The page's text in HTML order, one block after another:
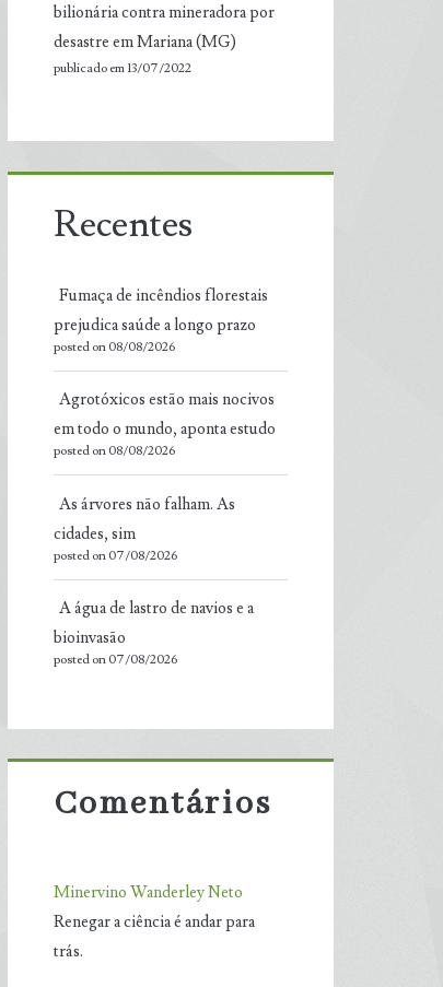
bilionária contra mineradora por
desastre em Mariana (MG)
publicado em 13/07/2022
Recentes
Fumaça de incêndios florestais
prejudica saúde a longo prazo
posted on 08/08/2026
Agrotóxicos estão mais nocivos
em todo o mundo, aponta estudo
posted on 08/08/2026
As árvores não falham. As
cidades, sim
posted on 07/08/2026
A água de lastro de navios e a
bioinvasão
posted on 07/08/2026
Comentários
Minervino Wanderley Neto
Renegar a ciência é andar para
trás.